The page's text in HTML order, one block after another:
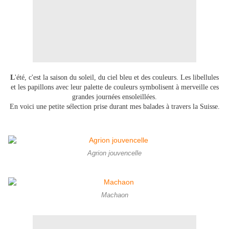
L'été, c'est la saison du soleil, du ciel bleu et des couleurs. Les libellules
et les papillons avec leur palette de couleurs symbolisent à merveille ces
grandes journées ensoleillées.
En voici une petite sélection prise durant mes balades à travers la Suisse.
Agrion jouvencelle
Machaon